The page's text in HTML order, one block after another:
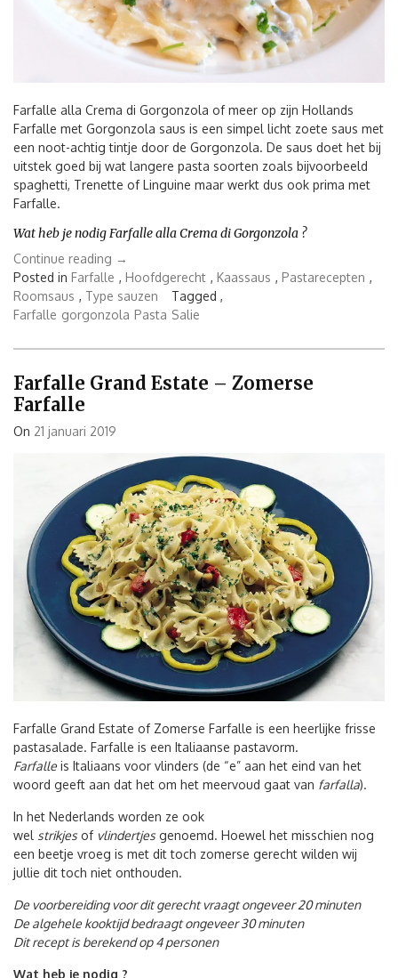
Farfalle alla Crema di Gorgonzola of meer op zijn Hollands
Farfalle met Gorgonzola saus is een simpel licht zoete saus met
een noot-achtig tintje door de Gorgonzola. De saus doet het bij
uitstek goed bij wat langere pasta soorten zoals bijvoorbeeld
spaghetti, Trenette of Linguine maar werkt dus ook prima met
Farfalle.
Wat heb je nodig Farfalle alla Crema di Gorgonzola ?
Continue reading “Farfalle
alla
Crema
di
→
Posted in Farfalle , Hoofdgerecht , Kaassaus , Pastarecepten ,
Roomsaus , Type sauzen
Tagged ,
Farfalle gorgonzola Pasta Salie
Farfalle Grand Estate – Zomerse
Farfalle
On 21 januari 2019
Farfalle Grand Estate of Zomerse Farfalle is een heerlijke frisse
pastasalade. Farfalle is een Italiaanse pastavorm.
Farfalleis Italiaans voor vlinders (de “e” aan het eind van het
woord geeft aan dat het om het meervoud gaat van farfalla).
In het Nederlands worden ze ook
wel strikjes of vlindertjes genoemd. Hoewel het misschien nog
een beetje vroeg is met dit toch zomerse gerecht wilden wij
jullie dit toch niet onthouden.
De voorbereiding voor dit gerecht vraagt ongeveer 20 minuten
De algehele kooktijd bedraagt ongeveer 30 minuten
Dit recept is berekend op 4 personen
Wat heb je nodig ?